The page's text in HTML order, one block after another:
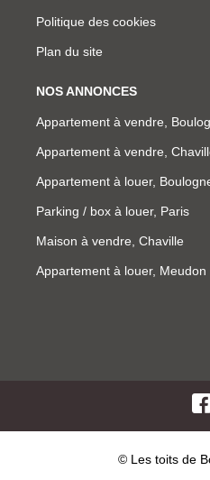
Politique des cookies
Plan du site
NOS ANNONCES
Appartement à vendre,
Appartement à vendre,
Appartement à louer,
Parking / box à louer, Paris
Maison à vendre, Chaville
Appartement à louer, Meudon
© Les toits de